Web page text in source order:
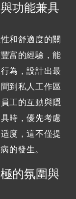
功能兼具
和舒適度的關
富的經驗，能
為，設計出最
到私人工作區
工的互動與隱
時，優先考慮
度，這不僅提
的發生。
的氛圍與